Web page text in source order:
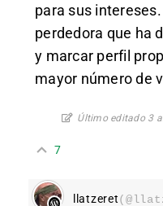
para sus
perdedora que ha
y marcar perfil
mayor número de
Último editado 3
7
llatzeret